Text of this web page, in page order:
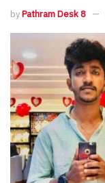
byPathram Desk 8